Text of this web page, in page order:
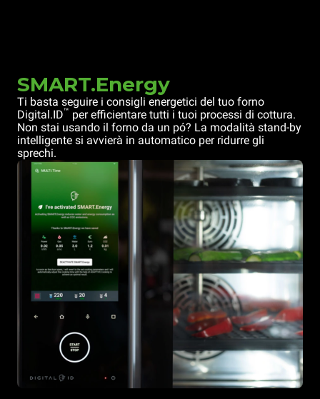
SMART.Energy
Ti basta seguire i consigli energetici del tuo forno
Digital.ID™ per efficientare tutti i tuoi processi di cottura.
Non stai usando il forno da un pó? La modalità stand-by
intelligente si avvierà in automatico per ridurre gli
sprechi.